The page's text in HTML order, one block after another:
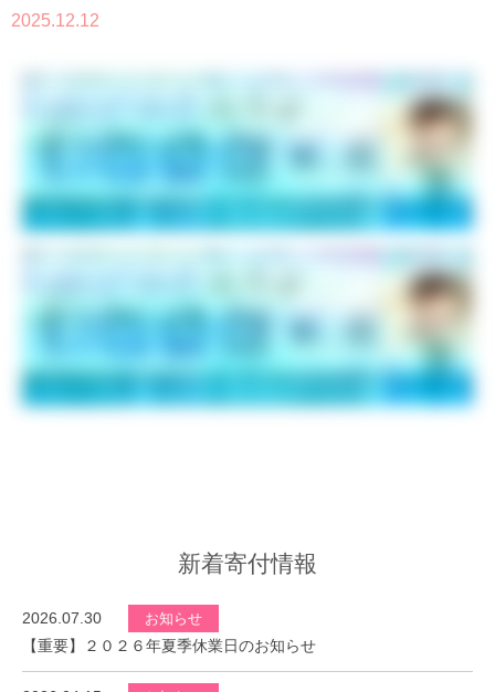
2025.12.12
新着寄付情報
2026.07.30 お知らせ
【重要】２０２６年夏季休業日のお知らせ